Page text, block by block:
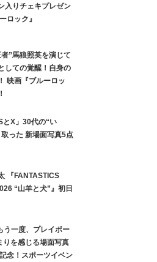
入りチェキプレゼン
ロック』
”馬狼照英を演じて
しての覚醒！自身の
映画『ブルーロッ
X」30代の“い
った 新場面写真5点
『FANTASTICS
“山羊と犬”』初日
う一度、プレイボー
を感じる場面写真
念！スポーツイベン